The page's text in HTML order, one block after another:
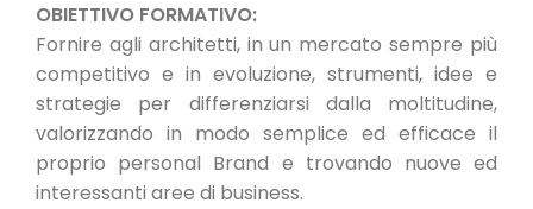
OBIETTIVO FORMATIVO:
Fornire agli architetti, in un mercato sempre più
competitivo e in evoluzione, strumenti, idee e
strategie per differenziarsi dalla moltitudine,
valorizzando in modo semplice ed efficace il
proprio personal Brand e trovando nuove ed
interessanti aree di business.